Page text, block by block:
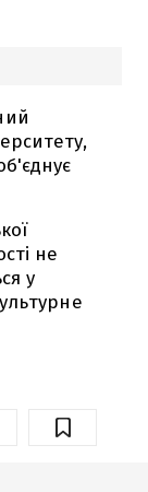
не
у